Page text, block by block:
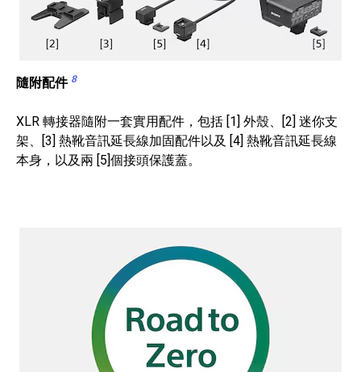
隨附配件 8
XLR 轉接器隨附一套實用配件，包括 [1] 外殼、[2] 迷你支
架、[3] 熱靴音訊延長線加固配件以及 [4] 熱靴音訊延長線
本身，以及兩 [5]個接頭保護蓋。